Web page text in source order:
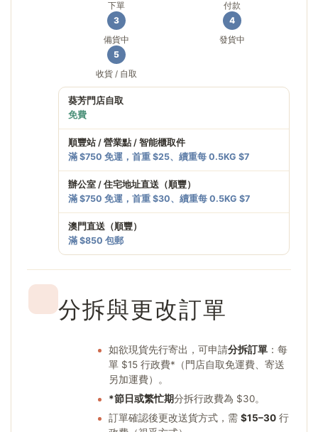
下單 付款
3
備貨中
4
發貨中
5
收貨 / 自取
葵芳門店自取
免費
順豐站 / 營業點 / 智能櫃取件
滿 $750 免運，首重 $25、續重每 0.5KG $7
辦公室 / 住宅地址直送（順豐）
滿 $750 免運，首重 $30、續重每 0.5KG $7
澳門直送（順豐）
滿 $850 包郵
分拆與更改訂單
如欲現貨先行寄出，可申請分拆訂單 ：每
單 $15 行政費*（門店自取免運費、寄送
另加運費）。
*節日或繁忙期分拆行政費為 $30。
訂單確認後更改送貨方式，需 $15–30 行